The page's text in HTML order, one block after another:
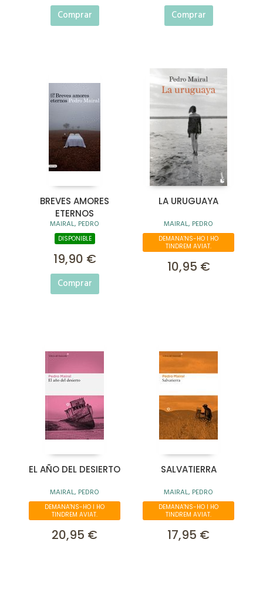
Comprar Comprar
BREVES AMORES
ETERNOS
MAIRAL, PEDRO
DISPONIBLE
19,90 €
Comprar
LA URUGUAYA
MAIRAL, PEDRO
DEMANA'NS-HO I HO
TINDREM AVIAT.
10,95 €
EL AÑO DEL DESIERTO
MAIRAL, PEDRO
DEMANA'NS-HO I HO
TINDREM AVIAT.
20,95 €
SALVATIERRA
MAIRAL, PEDRO
DEMANA'NS-HO I HO
TINDREM AVIAT.
17,95 €